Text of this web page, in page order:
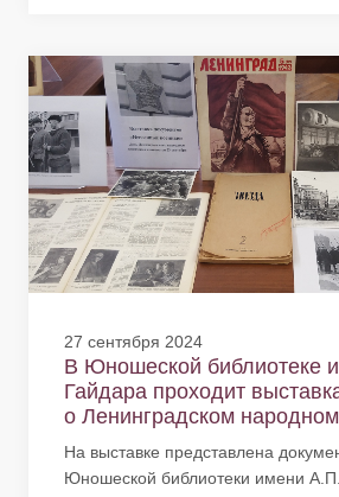
27 сентября 2024
В Юношеской библиотеке
Гайдара проходит
о Ленинградском
На выставке представлена
Юношеской библиотеки имени